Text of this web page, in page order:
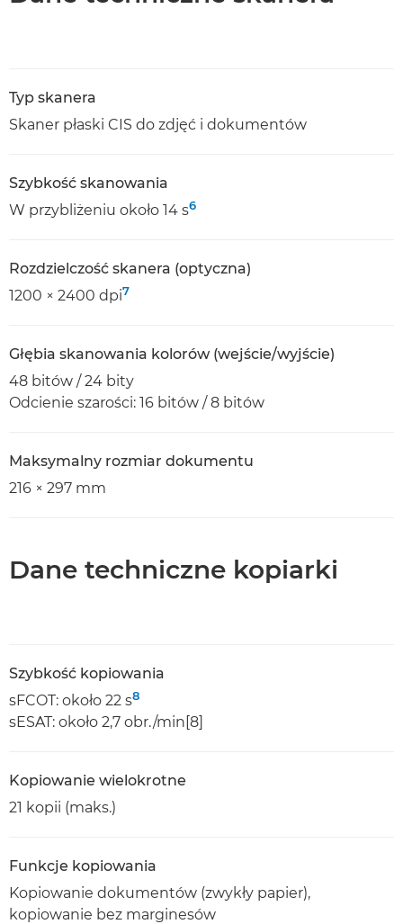
Typ skanera
Skaner płaski CIS do zdjęć i dokumentów
Szybkość skanowania
W przybliżeniu około 14 s6
Rozdzielczość skanera (optyczna)
1200 × 2400 dpi7
Głębia skanowania kolorów (wejście/wyjście)
48 bitów / 24 bity
Odcienie szarości: 16 bitów / 8 bitów
Maksymalny rozmiar dokumentu
216 × 297 mm
Dane techniczne kopiarki
Szybkość kopiowania
sFCOT: około 22 s8
sESAT: około 2,7 obr./min[8]
Kopiowanie wielokrotne
21 kopii (maks.)
Funkcje kopiowania
Kopiowanie dokumentów (zwykły papier),
kopiowanie bez marginesów